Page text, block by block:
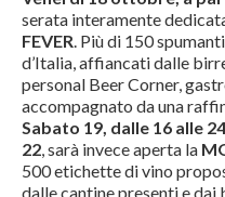
serata interamente
FEVER. Più di 150
d’Italia, affiancati dalle
personal Beer Corner,
accompagnato da una
Sabato 19, dalle 16 alle
22, sarà invece aperta la
500 etichette di vino
dalle cantine presenti e dai